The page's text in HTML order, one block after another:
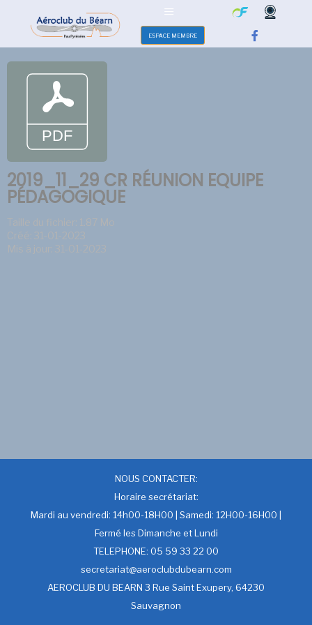
ESPACE MEMBRE
2019_11_29 CR RÉUNION EQUIPE
PÉDAGOGIQUE
Taille du fichier: 1.87 Mo
Créé: 31-01-2023
Mis à jour: 31-01-2023
NOUS CONTACTER:
Horaire secrétariat:
Mardi au vendredi: 14h00-18H00 | Samedi: 12H00-16H00 |
Fermé les Dimanche et Lundi
TELEPHONE: 05 59 33 22 00
secretariat@aeroclubdubearn.com
AEROCLUB DU BEARN 3 Rue Saint Exupery, 64230
Sauvagnon